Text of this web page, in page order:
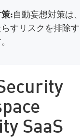
:自動妄想対策は
すリスクを排除
SaaS